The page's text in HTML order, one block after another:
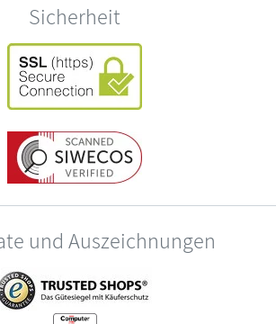
Sicherheit
und Auszeichnungen